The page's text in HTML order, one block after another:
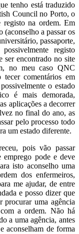
tenho está traduzido
Council no Porto, o
registo na ordem. Em
a passar os
passaporte,
registo
ser encontrado no site
no meu caso QNC
comentários em
o estado
é mais demorada,
aplicações a decorrer
no final do ano, as
pelo processo todo
um estado diferente.
pois vão passar
emprego pode e deve
isto aconselho uma
dos enfermeiros,
me ajudar, de entre
e posso dizer que
procurar uma agência
a ordem. Não há
a uma agência, antes
aconselham de forma